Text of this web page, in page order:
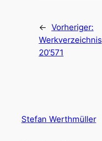
← Vorheriger:
Werkverzeichnis
20’571
Stefan Werthmüller